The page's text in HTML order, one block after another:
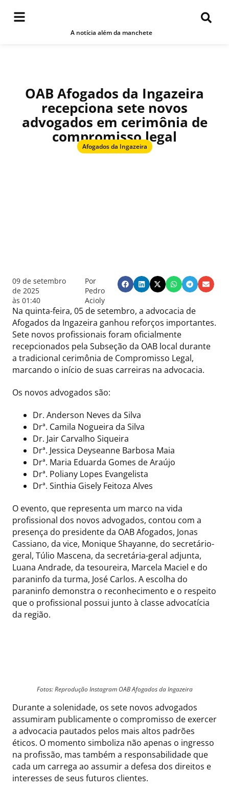
A notícia além da manchete
OAB Afogados da Ingazeira
recepciona sete novos
advogados em cerimônia de
compromisso legal
Afogados da Ingazeira
09 de setembro
de 2025
às 01:40
Por
Pedro
Acioly
Na quinta-feira, 05 de setembro, a advocacia de
Afogados da Ingazeira ganhou reforços importantes.
Sete novos profissionais foram oficialmente
recepcionados pela Subseção da OAB local durante
a tradicional cerimônia de Compromisso Legal,
marcando o início de suas carreiras na advocacia.
Os novos advogados são:
Dr. Anderson Neves da Silva
Drª. Camila Nogueira da Silva
Dr. Jair Carvalho Siqueira
Drª. Jessica Deyseanne Barbosa Maia
Drª. Maria Eduarda Gomes de Araújo
Drª. Poliany Lopes Evangelista
Drª. Sinthia Gisely Feitoza Alves
O evento, que representa um marco na vida
profissional dos novos advogados, contou com a
presença do presidente da OAB Afogados, Jonas
Cassiano, da vice, Monique Shayanne, do secretário-
geral, Túlio Mascena, da secretária-geral adjunta,
Luana Andrade, da tesoureira, Marcela Maciel e do
paraninfo da turma, José Carlos. A escolha do
paraninfo demonstra o reconhecimento e o respeito
que o profissional possui junto à classe advocatícia
da região.
Fotos: Reprodução Instagram OAB Afogados da Ingazeira
Durante a solenidade, os sete novos advogados
assumiram publicamente o compromisso de exercer
a advocacia pautados pelos mais altos padrões
éticos. O momento simboliza não apenas o ingresso
na profissão, mas também a responsabilidade que
cada um carrega ao assumir a defesa dos direitos e
interesses de seus futuros clientes.